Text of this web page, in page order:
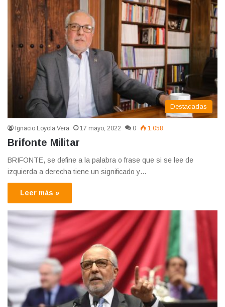
Destacadas
Ignacio Loyola Vera 17 mayo, 2022 0 1.058
Brifonte Militar
BRIFONTE, se define a la palabra o frase que si se lee de
izquierda a derecha tiene un significado y…
Leer más »